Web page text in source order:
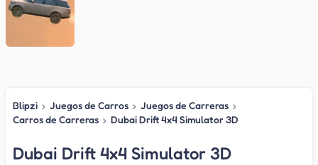
Blipzi › Juegos de Carros › Juegos de Carreras ›
Carros de Carreras › Dubai Drift 4x4 Simulator 3D
Dubai Drift 4x4 Simulator 3D